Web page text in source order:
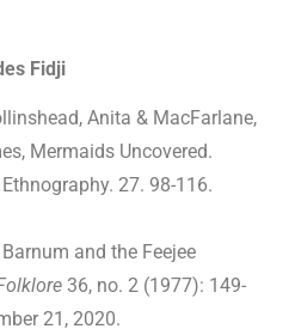
Fidji
Anita & MacFarlane,
Mermaids Uncovered.
27. 98-116.
Barnum and the Feejee
36, no. 2 (1977): 149-
21, 2020.